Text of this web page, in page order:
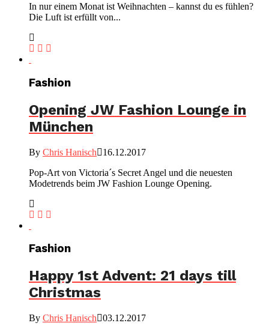
In nur einem Monat ist Weihnachten – kannst du es fühlen?
Die Luft ist erfüllt von...
Fashion
Opening JW Fashion Lounge in
München
By Chris Hanisch
16.12.2017
Pop-Art von Victoria´s Secret Angel und die neuesten
Modetrends beim JW Fashion Lounge Opening.
Fashion
Happy 1st Advent: 21 days till
Christmas
By Chris Hanisch
03.12.2017